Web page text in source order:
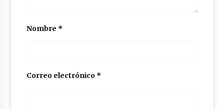
Nombre *
Correo electrónico *